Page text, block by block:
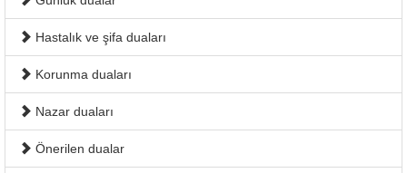
Hastalık ve şifa duaları
Korunma duaları
Nazar duaları
Önerilen dualar